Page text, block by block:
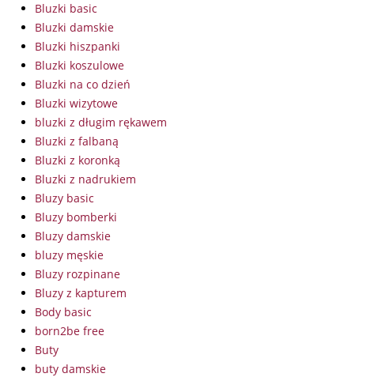
Bluzki basic
Bluzki damskie
Bluzki hiszpanki
Bluzki koszulowe
Bluzki na co dzień
Bluzki wizytowe
bluzki z długim rękawem
Bluzki z falbaną
Bluzki z koronką
Bluzki z nadrukiem
Bluzy basic
Bluzy bomberki
Bluzy damskie
bluzy męskie
Bluzy rozpinane
Bluzy z kapturem
Body basic
born2be free
Buty
buty damskie